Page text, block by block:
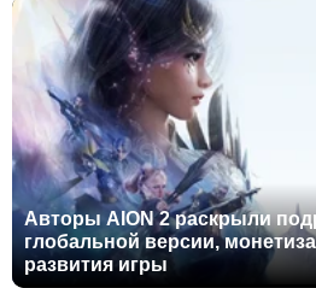
Авторы AION 2 раскрыли
глобальной версии,
развития игры